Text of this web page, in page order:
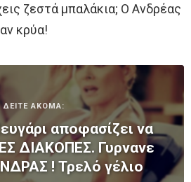
ζεστά μπαλάκια; O Ανδρέας
κρύα!
ΔΕΙΤΕ ΑΚΟΜΑ:
αποφασίζει να
ΔΙΑΚΟΠΕΣ. Γυρνανε
! Τρελό γέλιο